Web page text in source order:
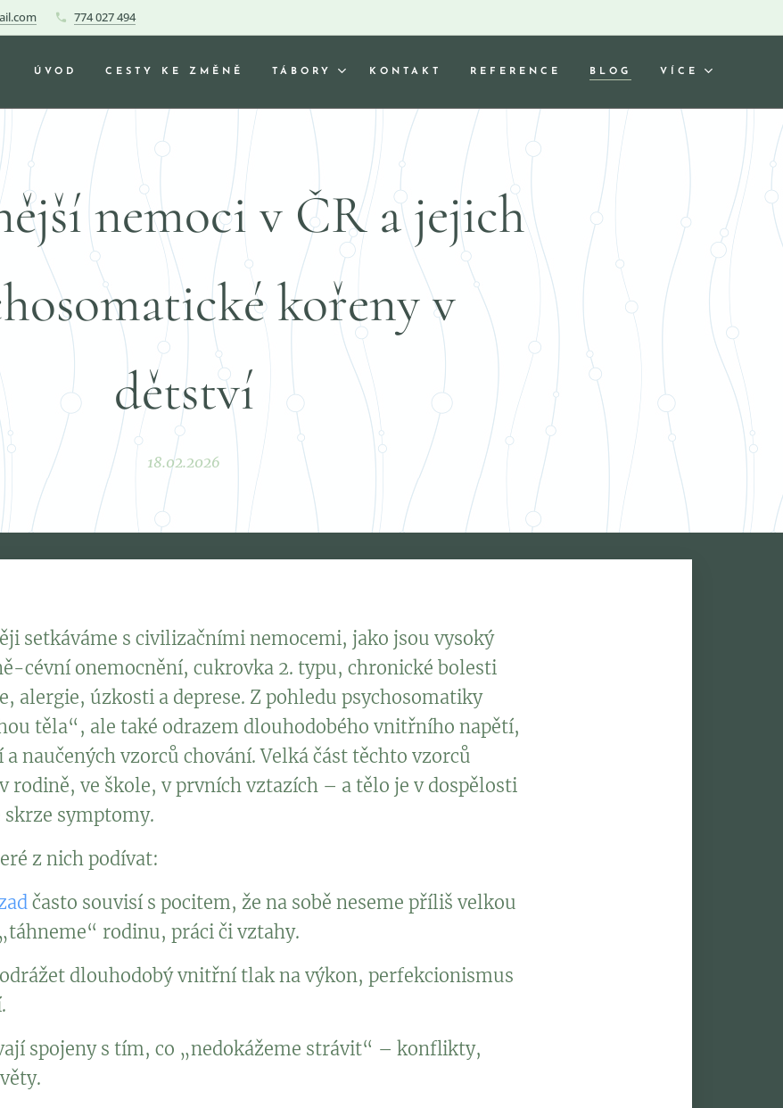
774 027 494
ÚVOD CESTY KE ZMĚNĚ TÁBORY KONTAKT REFERENCE BLOG VÍCE
nemoci v ČR a jejich
kořeny v
dětství
18.02.2026
setkáváme s civilizačními nemocemi, jako jsou vysoký
cévní onemocnění, cukrovka 2. typu, chronické bolesti
alergie, úzkosti a deprese. Z pohledu psychosomatiky
těla“, ale také odrazem dlouhodobého vnitřního napětí,
naučených vzorců chování. Velká část těchto vzorců
rodině, ve škole, v prvních vztazích – a tělo je v dospělosti
symptomy.
z nich podívat:
často souvisí s pocitem, že na sobě neseme příliš velkou
rodinu, práci či vztahy.
dlouhodobý vnitřní tlak na výkon, perfekcionismus
spojeny s tím, co „nedokážeme strávit“ – konflikty,